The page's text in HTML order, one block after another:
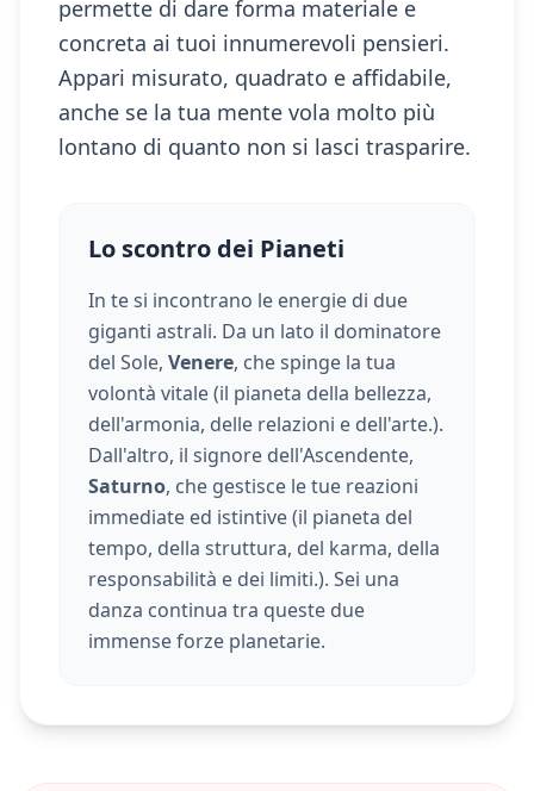
permette di dare forma materiale e
concreta ai tuoi innumerevoli pensieri.
Appari misurato, quadrato e affidabile,
anche se la tua mente vola molto più
lontano di quanto non si lasci trasparire.
Lo scontro dei Pianeti
In te si incontrano le energie di due
giganti astrali. Da un lato il dominatore
del Sole, Venere, che spinge la tua
volontà vitale (il pianeta della bellezza,
dell'armonia, delle relazioni e dell'arte.).
Dall'altro, il signore dell'Ascendente,
Saturno, che gestisce le tue reazioni
immediate ed istintive (il pianeta del
tempo, della struttura, del karma, della
responsabilità e dei limiti.). Sei una
danza continua tra queste due
immense forze planetarie.